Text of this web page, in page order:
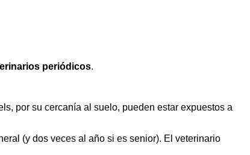
periódicos.
por su cercanía al suelo, pueden estar expuestos a
(y dos veces al año si es senior). El veterinario